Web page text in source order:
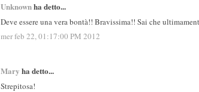
Unknownha detto...
Deve essere una vera bontà!! Bravissima!! Sai che
mer feb 22, 01:17:00 PM 2012
Mary ha detto...
Strepitosa!